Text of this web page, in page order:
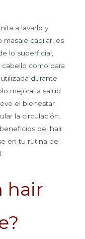
a lavarlo y
o masaje capilar, es
lo superficial,
como para
durante
mejora la salud
el bienestar
la circulación.
del hair
en tu rutina de
hair